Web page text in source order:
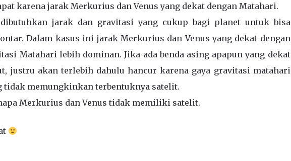
karena jarak Merkurius dan Venus yang dekat dengan Matahari.
jarak dan gravitasi yang cukup bagi planet untuk bisa
Dalam kasus ini jarak Merkurius dan Venus yang dekat dengan
Matahari lebih dominan. Jika ada benda asing apapun yang dekat
justru akan terlebih dahulu hancur karena gaya gravitasi matahari
tidak memungkinkan terbentuknya satelit.
Merkurius dan Venus tidak memiliki satelit.